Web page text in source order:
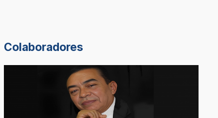
Colaboradores